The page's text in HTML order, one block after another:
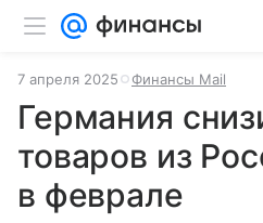
7 апреля 2025 Финансы Mail
Германия
товаров из
в феврале